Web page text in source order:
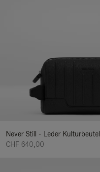
Never Still - Leder Kulturbeutel
CHF 640,00